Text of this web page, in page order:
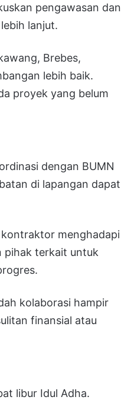
pengawasan dan
lanjut.
Brebes,
lebih baik.
proyek yang belum
dengan BUMN
di lapangan dapat
menghadapi
pihak terkait untuk
kolaborasi hampir
finansial atau
libur Idul Adha.